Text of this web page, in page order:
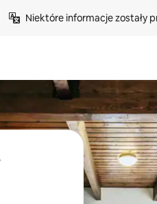
Niektóre informacje zostały